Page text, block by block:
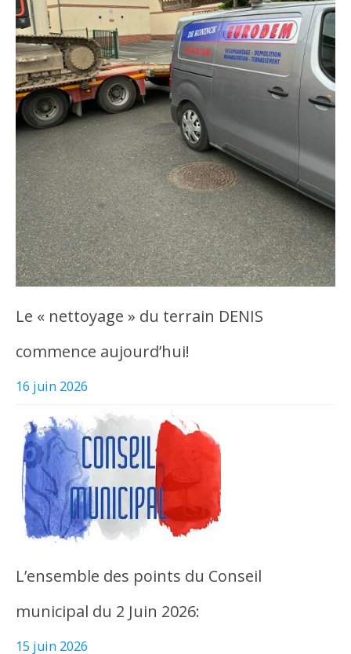
Le « nettoyage » du terrain DENIS
commence aujourd’hui!
16 juin 2026
L’ensemble des points du Conseil
municipal du 2 Juin 2026:
15 juin 2026